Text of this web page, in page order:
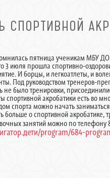
СПОРТИВНОЙ
пятница ученикам МБУ
3 июля прошла спортивно-
И борцы, и легкоатлеты, и
Под руководством тренеров-
не было тренировки,
спортивной акробатики есть во
спорта можно начать
больше о спортивной акробатике,
занятий можно по телефону
program/684-